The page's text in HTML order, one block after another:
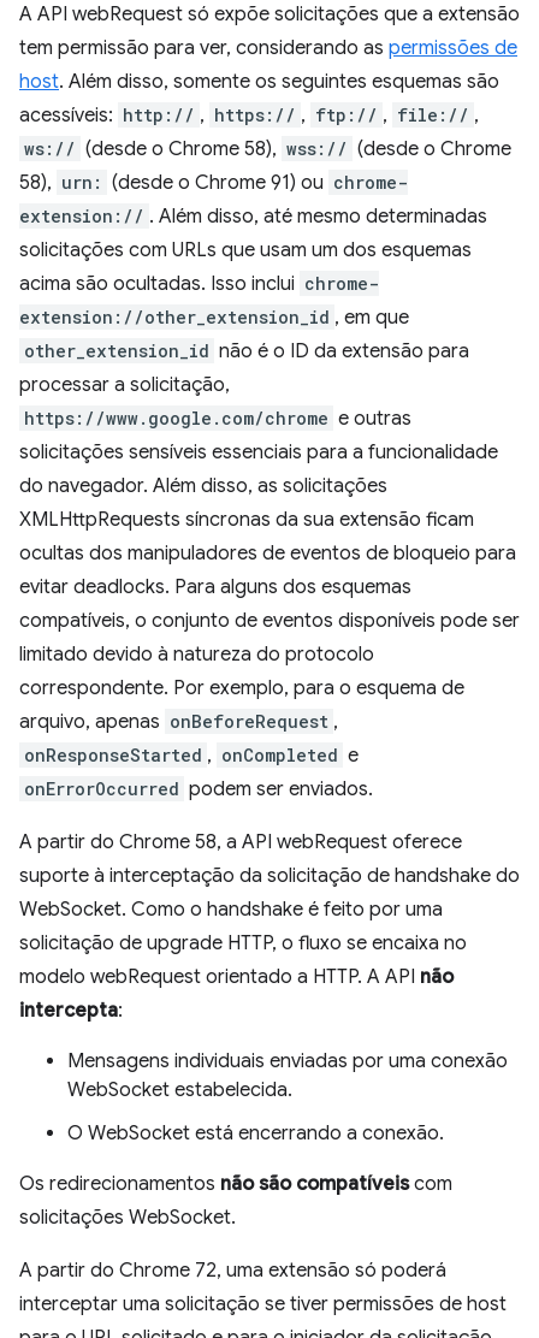
A API webRequest só expõe solicitações que a extensão
tem permissão para ver, considerando as permissões de
host. Além disso, somente os seguintes esquemas são
acessíveis: http:// , https:// , ftp:// , file:// ,
ws:// (desde o Chrome 58), wss:// (desde o Chrome
58), urn: (desde o Chrome 91) ou chrome-
extension:// . Além disso, até mesmo determinadas
solicitações com URLs que usam um dos esquemas
acima são ocultadas. Isso inclui chrome-
extension://other_extension_id , em que
other_extension_id não é o ID da extensão para
processar a solicitação,
https://www.google.com/chrome e outras
solicitações sensíveis essenciais para a funcionalidade
do navegador. Além disso, as solicitações
XMLHttpRequests síncronas da sua extensão ficam
ocultas dos manipuladores de eventos de bloqueio para
evitar deadlocks. Para alguns dos esquemas
compatíveis, o conjunto de eventos disponíveis pode ser
limitado devido à natureza do protocolo
correspondente. Por exemplo, para o esquema de
arquivo, apenas onBeforeRequest ,
onResponseStarted , onCompleted e
onErrorOccurred podem ser enviados.
A partir do Chrome 58, a API webRequest oferece
suporte à interceptação da solicitação de handshake do
WebSocket. Como o handshake é feito por uma
solicitação de upgrade HTTP, o fluxo se encaixa no
modelo webRequest orientado a HTTP. A API não
intercepta:
Mensagens individuais enviadas por uma conexão
WebSocket estabelecida.
O WebSocket está encerrando a conexão.
Os redirecionamentos não são compatíveiscom
solicitações WebSocket.
A partir do Chrome 72, uma extensão só poderá
interceptar uma solicitação se tiver permissões de host